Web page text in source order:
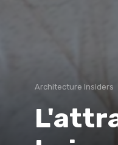
Architecture Insiders